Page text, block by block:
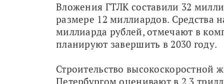
Вложения ГТЛК составили 32
размере 12 миллиардов. Средства
миллиарда рублей, отмечают в
планируют завершить в 2030 году.
Строительство
Петербургом оценивают в 2,3